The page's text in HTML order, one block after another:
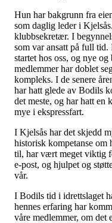
Hun har bakgrunn fra
som daglig leder i
klubbsekretær. I
som var ansatt på full
startet hos oss, og nye
medlemmer har doblet
kompleks. I de senere
har hatt glede av Bodils
det meste, og har hatt en
mye i ekspressfart.
I Kjelsås har det skjedd
historisk kompetanse om
til, har vært meget viktig
e-post, og hjulpet og
vår.
I Bodils tid i idrettslaget
hennes erfaring har
våre medlemmer, om det